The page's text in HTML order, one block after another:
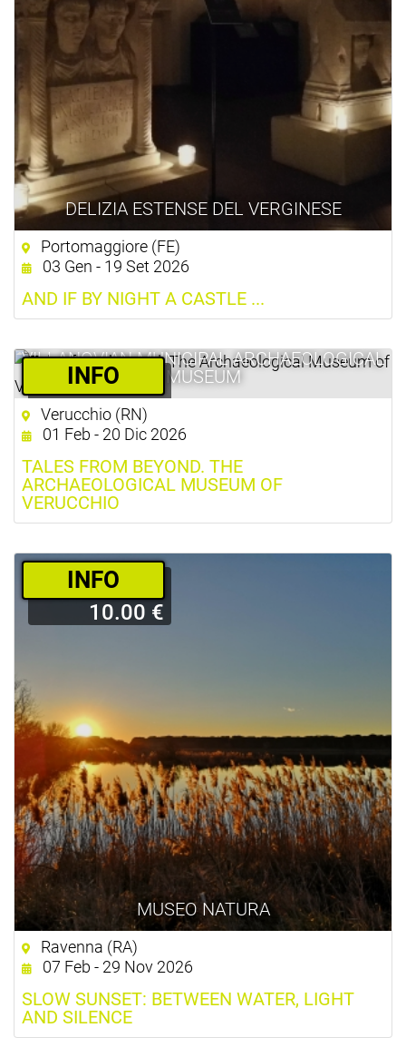
DELIZIA ESTENSE DEL VERGINESE
Portomaggiore (FE)
03 Gen - 19 Set 2026
AND IF BY NIGHT A CASTLE ...
VILLANOVIAN MUNICIPAL ARCHAEOLOGICAL
MUSEUM
­INFO
8.00 €
Verucchio (RN)
01 Feb - 20 Dic 2026
TALES FROM BEYOND. THE
ARCHAEOLOGICAL MUSEUM OF
VERUCCHIO
MUSEO NATURA
­INFO
10.00 €
Ravenna (RA)
07 Feb - 29 Nov 2026
SLOW SUNSET: BETWEEN WATER, LIGHT
AND SILENCE